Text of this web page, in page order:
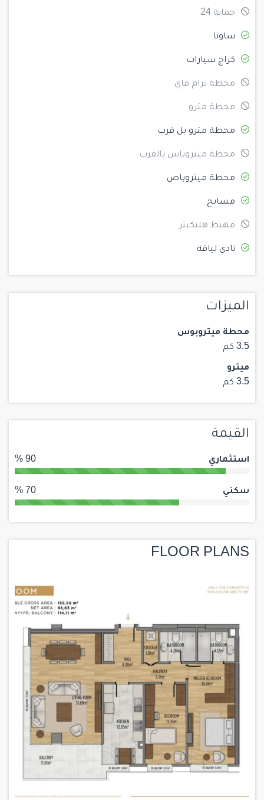
حماية 24
ساونا
كراج سيارات
محطة ترام فاي
محطة مترو
محطة مترو بل قرب
محطة ميتروباس بالقرب
محطة ميتروباص
مسابح
مهبط هليكبتر
نادي لياقة
الميزات
محطة ميتروبوس
3.5 كم
ميترو
3.5 كم
القيمة
استثماري 90 %
سكني 70 %
FLOOR PLANS